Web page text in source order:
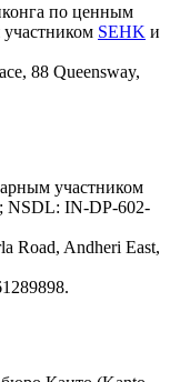
по ценным
участником SEHK и
88 Queensway,
участником
NSDL: IN-DP-602-
Road, Andheri East,